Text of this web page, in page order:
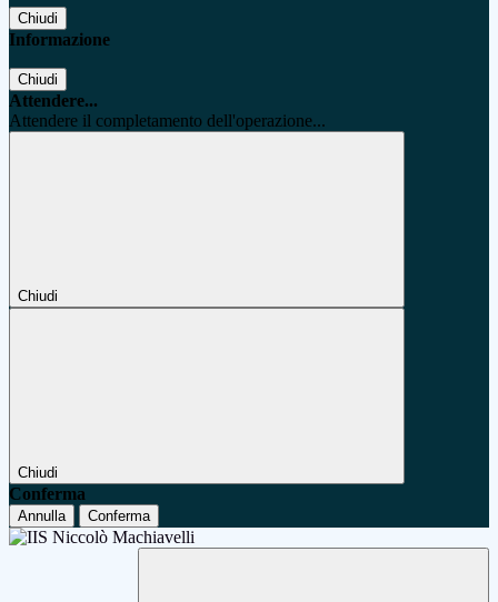
Chiudi
Informazione
Chiudi
Attendere...
Attendere il completamento dell'operazione...
Chiudi
Chiudi
Conferma
Annulla Conferma